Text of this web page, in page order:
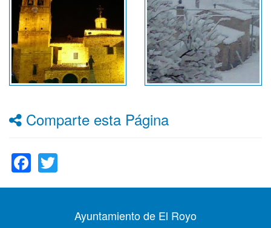
Comparte esta Página
Facebook
Ayuntamiento de El Royo